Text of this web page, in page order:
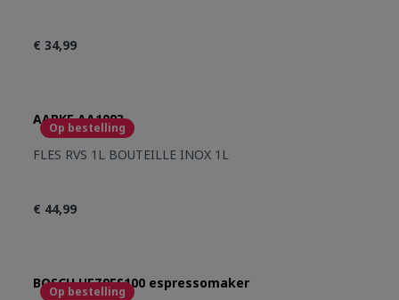
€ 34,99
Op bestelling
AARKE AA1093
FLES RVS 1L BOUTEILLE INOX 1L
€ 44,99
Op bestelling
BOSCH HEZ9ES100 espressomaker